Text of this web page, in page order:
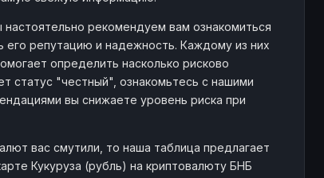
рекомендуем вам ознакомиться
репутацию и надежность. Каждому из них
определить насколько рисково
статус "честный", ознакомьтесь с нашими
вы снижаете уровень риска при
вас смутили, то наша таблица предлагает
Кукуруза (рубль) на криптовалюту БНБ